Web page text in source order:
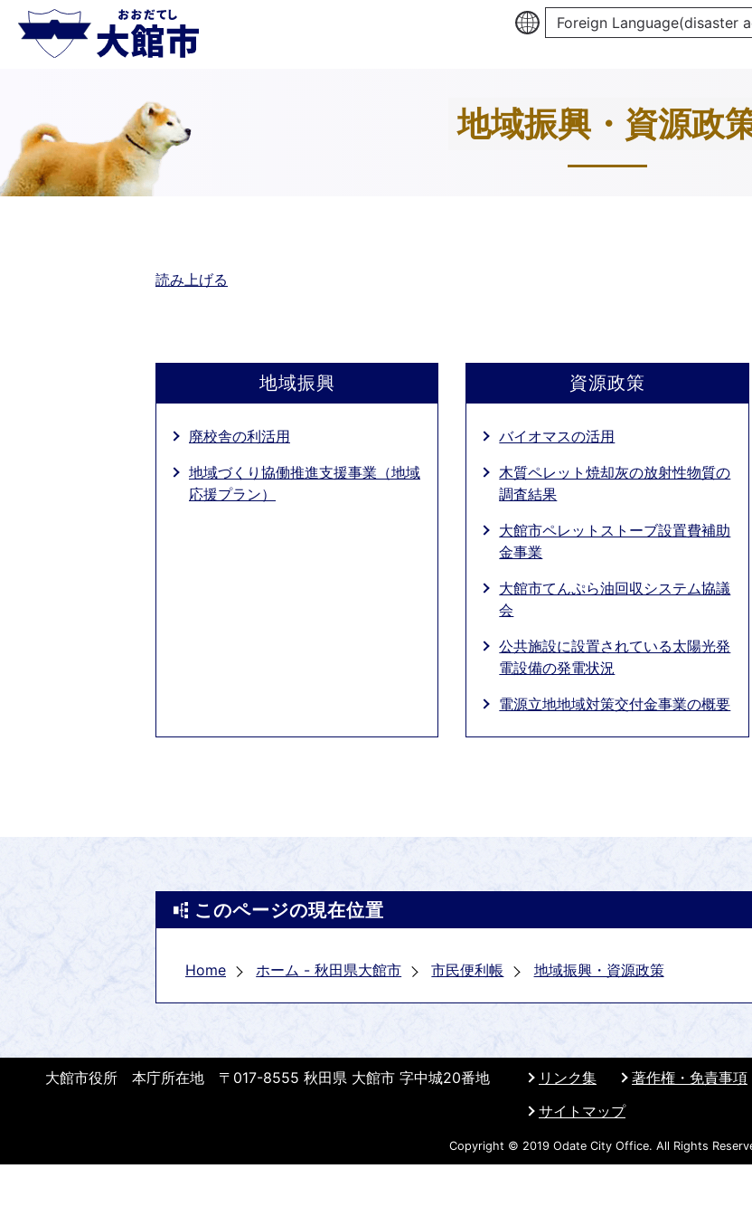
Foreign Language(disaster
地域振興・資源政
読み上げる
地域振興
廃校舎の利活用
地域づくり協働推進支援事業（地域
応援プラン）
資源政策
バイオマスの活用
木質ペレット焼却灰の放射性物質の
調査結果
大館市ペレットストーブ設置費補助
金事業
大館市てんぷら油回収システム協議
会
公共施設に設置されている太陽光発
電設備の発電状況
電源立地地域対策交付金事業の概要
このページの現在位置
Home ホーム - 秋田県大館市 市民便利帳 地域振興・資源政策
リンク集 著作権・免責事項
サイトマップ
大館市役所 本庁所在地 〒017-8555 秋田県 大館市 字中城20番地
Copyright © 2019 Odate City Office. All Rights